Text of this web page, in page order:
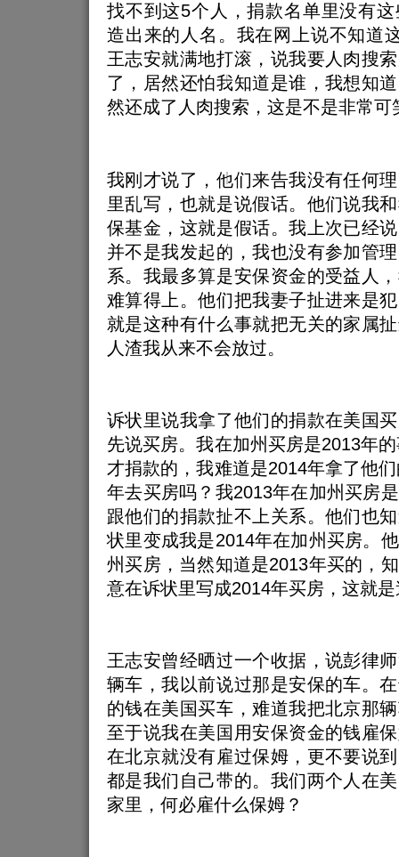
找不到这5个人，捐款名单里没有
造出来的人名。我在网上说不知道
王志安就满地打滚，说我要人肉搜
了，居然还怕我知道是谁，我想知
然还成了人肉搜索，这是不是非常可
我刚才说了，他们来告我没有任何
里乱写，也就是说假话。他们说我
保基金，这就是假话。我上次已经
并不是我发起的，我也没有参加管
系。我最多算是安保资金的受益人
难算得上。他们把我妻子扯进来是
就是这种有什么事就把无关的家属
人渣我从来不会放过。
诉状里说我拿了他们的捐款在美国
先说买房。我在加州买房是2013年
才捐款的，我难道是2014年拿了他
年去买房吗？我2013年在加州买房
跟他们的捐款扯不上关系。他们也
状里变成我是2014年在加州买房。
州买房，当然知道是2013年买的，
意在诉状里写成2014年买房，这就
王志安曾经晒过一个收据，说彭律
辆车，我以前说过那是安保的车。
的钱在美国买车，难道我把北京那
至于说我在美国用安保资金的钱雇
在北京就没有雇过保姆，更不要说
都是我们自己带的。我们两个人在
家里，何必雇什么保姆？